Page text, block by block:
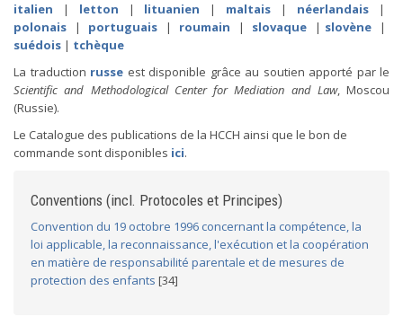
italien
| letton | lituanien | maltais | néerlandais
|
polonais
| portuguais | roumain | slovaque | slovène
|
suédois | tchèque
La traduction russe est disponible grâce au soutien apporté par le
Scientific and Methodological Center for Mediation and Law, Moscou
(Russie).
Le Catalogue des publications de la HCCH ainsi que le bon de
commande sont disponibles ici.
Conventions (incl. Protocoles et Principes)
Convention du 19 octobre 1996 concernant la compétence, la
loi applicable, la reconnaissance, l'exécution et la coopération
en matière de responsabilité parentale et de mesures de
protection des enfants [34]